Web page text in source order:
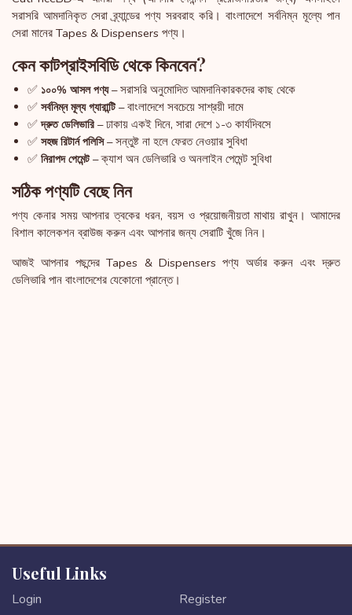
সরাসরি আমদানিকৃত সেরা ব্র্যান্ডের পণ্য সরবরাহ করি। বাংলাদেশে সর্বনিম্ন মূল্যে পান
সেরা মানের Tapes & Dispensers পণ্য।
কেন কাটপ্রাইসবিডি থেকে কিনবেন?
✅ ১০০% আসল পণ্য– সরাসরি অনুমোদিত আমদানিকারকদের কাছ থেকে
✅ সর্বনিম্ন মূল্য গ্যারান্টি– বাংলাদেশে সবচেয়ে সাশ্রয়ী দামে
✅দ্রুত ডেলিভারি – ঢাকায় একই দিনে, সারা দেশে ১-৩ কার্যদিবসে
✅ সহজ রিটার্ন পলিসি– সন্তুষ্ট না হলে ফেরত নেওয়ার সুবিধা
✅ নিরাপদ পেমেন্ট– ক্যাশ অন ডেলিভারি ও অনলাইন পেমেন্ট সুবিধা
সঠিক পণ্যটি বেছে নিন
পণ্য কেনার সময় আপনার ত্বকের ধরন, বয়স ও প্রয়োজনীয়তা মাথায় রাখুন। আমাদের
বিশাল কালেকশন ব্রাউজ করুন এবং আপনার জন্য সেরাটি খুঁজে নিন।
আজই আপনার পছন্দের Tapes & Dispensers পণ্য অর্ডার করুন এবং দ্রুত
ডেলিভারি পান বাংলাদেশের যেকোনো প্রান্তে।
Useful Links
Login Register